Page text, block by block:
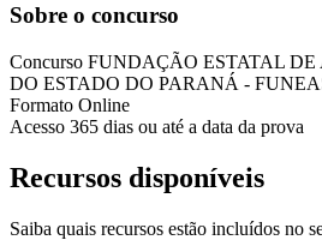
Sobre o concurso
Concurso FUNDAÇÃO ESTATAL
DO ESTADO DO PARANÁ -
Formato Online
Acesso 365 dias ou até a data da prova
Recursos disponíveis
Saiba quais recursos estão incluídos no